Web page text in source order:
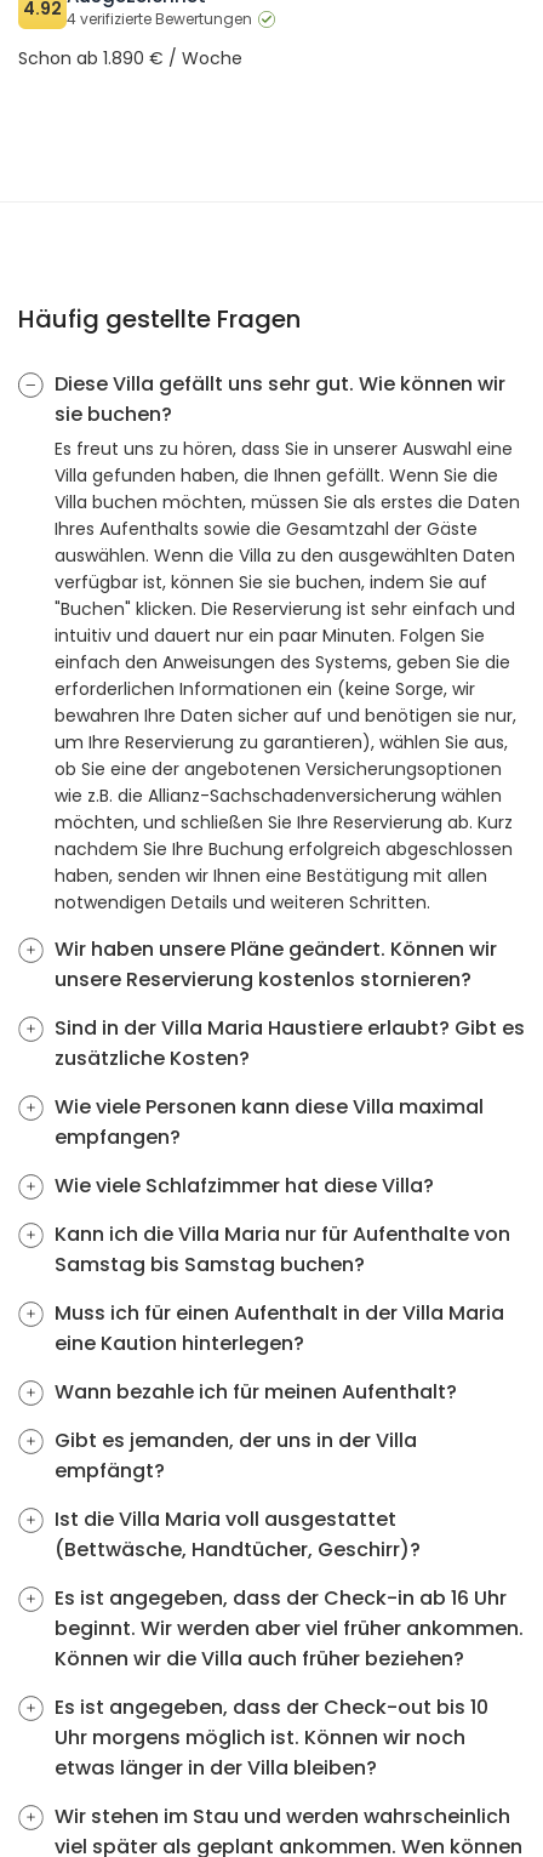
4.92 4 verifizierte Bewertungen
Schon ab 1.890 € / Woche
Häufig gestellte Fragen
Diese Villa gefällt uns sehr gut. Wie können wir
sie buchen?
Es freut uns zu hören, dass Sie in unserer Auswahl eine
Villa gefunden haben, die Ihnen gefällt. Wenn Sie die
Villa buchen möchten, müssen Sie als erstes die Daten
Ihres Aufenthalts sowie die Gesamtzahl der Gäste
auswählen. Wenn die Villa zu den ausgewählten Daten
verfügbar ist, können Sie sie buchen, indem Sie auf
"Buchen" klicken. Die Reservierung ist sehr einfach und
intuitiv und dauert nur ein paar Minuten. Folgen Sie
einfach den Anweisungen des Systems, geben Sie die
erforderlichen Informationen ein (keine Sorge, wir
bewahren Ihre Daten sicher auf und benötigen sie nur,
um Ihre Reservierung zu garantieren), wählen Sie aus,
ob Sie eine der angebotenen Versicherungsoptionen
wie z.B. die Allianz-Sachschadenversicherung wählen
möchten, und schließen Sie Ihre Reservierung ab. Kurz
nachdem Sie Ihre Buchung erfolgreich abgeschlossen
haben, senden wir Ihnen eine Bestätigung mit allen
notwendigen Details und weiteren Schritten.
Wir haben unsere Pläne geändert. Können wir
unsere Reservierung kostenlos stornieren?
Sind in der Villa Maria Haustiere erlaubt? Gibt es
zusätzliche Kosten?
Wie viele Personen kann diese Villa maximal
empfangen?
Wie viele Schlafzimmer hat diese Villa?
Kann ich die Villa Maria nur für Aufenthalte von
Samstag bis Samstag buchen?
Muss ich für einen Aufenthalt in der Villa Maria
eine Kaution hinterlegen?
Wann bezahle ich für meinen Aufenthalt?
Gibt es jemanden, der uns in der Villa
empfängt?
Ist die Villa Maria voll ausgestattet
(Bettwäsche, Handtücher, Geschirr)?
Es ist angegeben, dass der Check-in ab 16 Uhr
beginnt. Wir werden aber viel früher ankommen.
Können wir die Villa auch früher beziehen?
Es ist angegeben, dass der Check-out bis 10
Uhr morgens möglich ist. Können wir noch
etwas länger in der Villa bleiben?
Wir stehen im Stau und werden wahrscheinlich
viel später als geplant ankommen. Wen können